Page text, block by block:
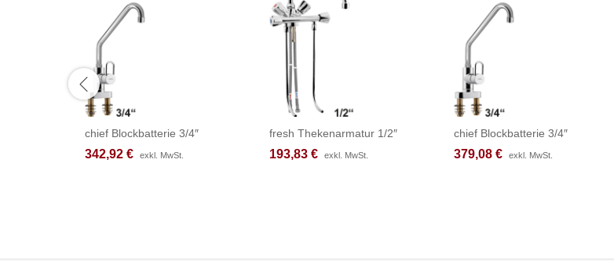
chief Blockbatterie 3/4″
342,92 € exkl. MwSt.
342,92 € exkl. MwSt.
fresh Thekenarmatur 1/2″
193,83 € exkl. MwSt.
193,83 € exkl. MwSt.
chief Blockbatterie 3/4″
379,08 € exkl. MwSt.
379,08 € exkl. MwSt.